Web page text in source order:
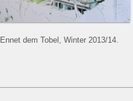
Ennet dem Tobel, Winter 2013/14.